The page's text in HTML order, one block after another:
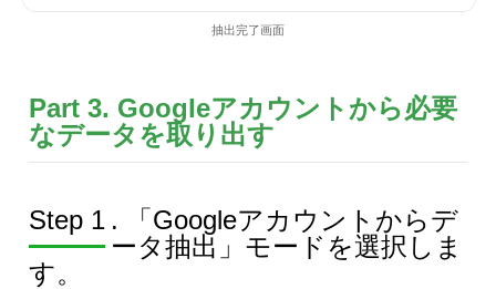
抽出完了画面
Part 3. Googleアカウントから必要
なデータを取り出す
Step 1 . 「Googleアカウントからデ
ータ抽出」モードを選択しま
す。